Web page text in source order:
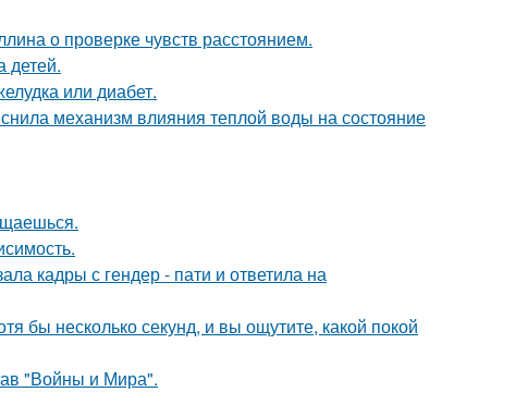
о проверке чувств расстоянием.
детей.
или диабет.
механизм влияния теплой воды на состояние
кадры с гендер - пати и ответила на
бы несколько секунд, и вы ощутите, какой покой
"Войны и Мира".